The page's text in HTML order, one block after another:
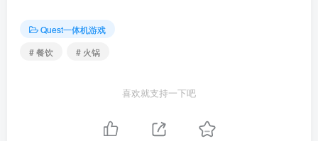
Quest一体机游戏
# 餐饮
# 火锅
喜欢就支持一下吧